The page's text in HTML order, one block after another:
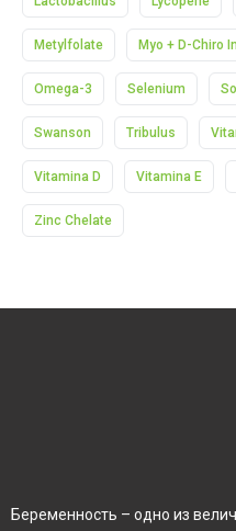
Metylfolate Myo + D-Chiro
Omega-3 Selenium
Swanson Tribulus
Vitamina D Vitamina E
Zinc Chelate
Беременность – одно из